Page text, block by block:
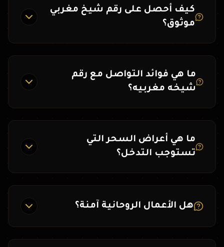
كيف أحصل على رقم شيخ مغربي
موثوق؟
ما هي فوائد التواصل مع رقم
شيخه مغربيه؟
ما هي أعراض السحر التي
تستوجب التدخل؟
هل الأعمال الروحانية آمنة؟